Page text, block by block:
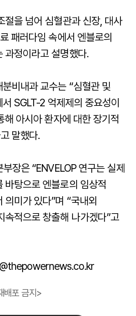
절을 넘어 심혈관과 신장, 대사
패러다임 속에서 엔블로의
과정이라고 설명했다.
비내과 교수는 “심혈관 및
SGLT-2 억제제의 중요성이
해 아시아 환자에 대한 장기적
말했다.
장은 “ENVELOP 연구는 실제
바탕으로 엔블로의 임상적
미가 있다”며 “국내외
적으로 창출해 나가겠다”고
배포 금지>